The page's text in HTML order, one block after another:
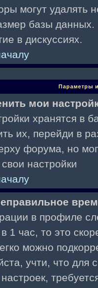
могут удалять
базы данных.
в дискуссиях.
Параметры
мои
хранятся в
их, перейди в
форума, но
настройки
в профиле
1 час, то это
можно
учти, что для